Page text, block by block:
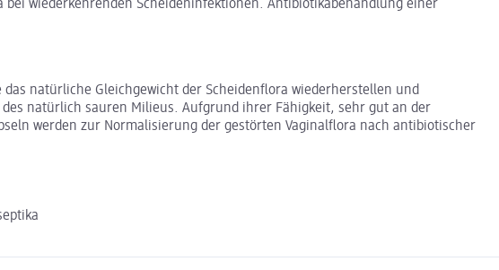
wiederkehrenden Scheideninfektionen. Antibiotikabehandlung einer
natürliche Gleichgewicht der Scheidenflora wiederherstellen und
natürlich sauren Milieus. Aufgrund ihrer Fähigkeit, sehr gut an der
werden zur Normalisierung der gestörten Vaginalflora nach antibiotischer